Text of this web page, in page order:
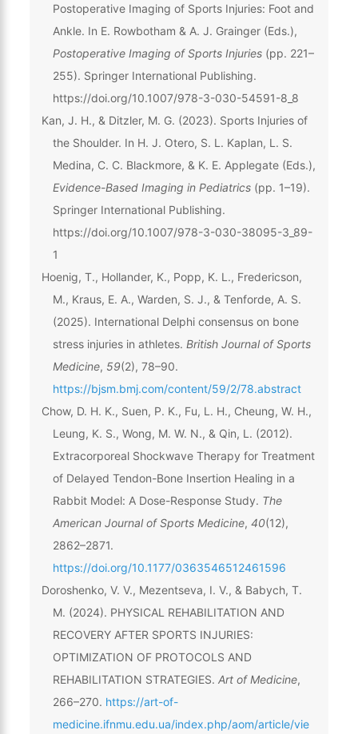
Postoperative Imaging of Sports Injuries: Foot and
Ankle. In E. Rowbotham & A. J. Grainger (Eds.),
Postoperative Imaging of Sports Injuries(pp. 221–
255). Springer International Publishing.
https://doi.org/10.1007/978-3-030-54591-8_8
Kan, J. H., & Ditzler, M. G. (2023). Sports Injuries of
the Shoulder. In H. J. Otero, S. L. Kaplan, L. S.
Medina, C. C. Blackmore, & K. E. Applegate (Eds.),
Evidence-Based Imaging in Pediatrics(pp. 1–19).
Springer International Publishing.
https://doi.org/10.1007/978-3-030-38095-3_89-
1
Hoenig, T., Hollander, K., Popp, K. L., Fredericson,
M., Kraus, E. A., Warden, S. J., & Tenforde, A. S.
(2025). International Delphi consensus on bone
stress injuries in athletes. British Journal of Sports
Medicine, 59(2), 78–90.
https://bjsm.bmj.com/content/59/2/78.abstract
Chow, D. H. K., Suen, P. K., Fu, L. H., Cheung, W. H.,
Leung, K. S., Wong, M. W. N., & Qin, L. (2012).
Extracorporeal Shockwave Therapy for Treatment
of Delayed Tendon-Bone Insertion Healing in a
Rabbit Model: A Dose-Response Study. The
American Journal of Sports Medicine, 40(12),
2862–2871.
https://doi.org/10.1177/0363546512461596
Doroshenko, V. V., Mezentseva, I. V., & Babych, T.
M. (2024). PHYSICAL REHABILITATION AND
RECOVERY AFTER SPORTS INJURIES:
OPTIMIZATION OF PROTOCOLS AND
REHABILITATION STRATEGIES. Art of Medicine,
266–270. https://art-of-
medicine.ifnmu.edu.ua/index.php/aom/article/vie